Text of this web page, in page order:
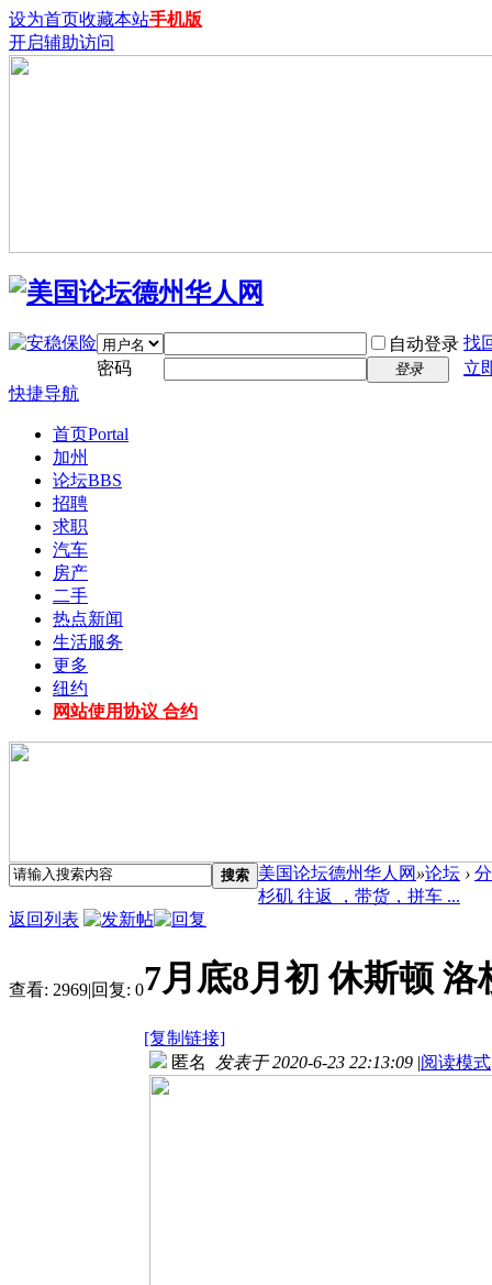
设为首页收藏本站手机版
开启辅助访问
自动登录 找
密码
登录
立
快捷导航
首页Portal
加州
论坛BBS
招聘
求职
汽车
房产
二手
热点新闻
生活服务
更多
纽约
网站使用协议 合约
搜索 美国论坛德州华人网 »论坛 ›
杉矶 往返 ，带货，拼车 ...
返回列表
查看: 2969|回复: 07月底8月初 休斯顿
[复制链接]
匿名 发表于 2020-6-23 22:13:09 |阅读模式